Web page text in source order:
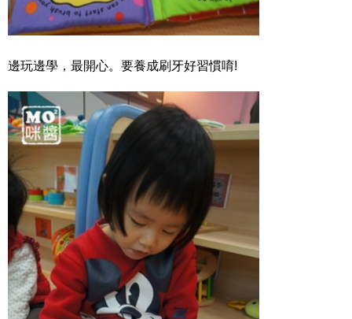
邊玩邊學，最開心。要養成刷牙好習慣唷!